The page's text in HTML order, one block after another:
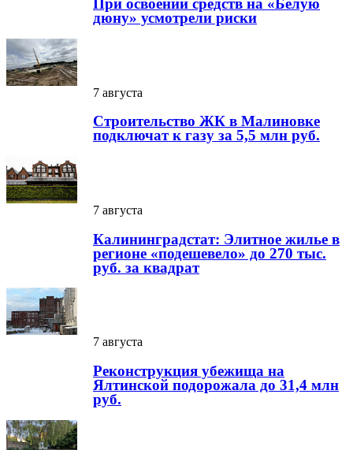
При освоении средств на «Белую
дюну» усмотрели риски
7 августа
Строительство ЖК в Малиновке
подключат к газу за 5,5 млн руб.
7 августа
Калининградстат: Элитное жилье в
регионе «подешевело» до 270 тыс.
руб. за квадрат
7 августа
Реконструкция убежища на
Ялтинской подорожала до 31,4 млн
руб.